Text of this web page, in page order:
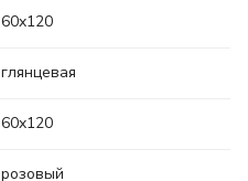
60x120
глянцевая
60x120
розовый